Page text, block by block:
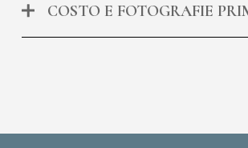
COSTO E FOTOGRAFIE